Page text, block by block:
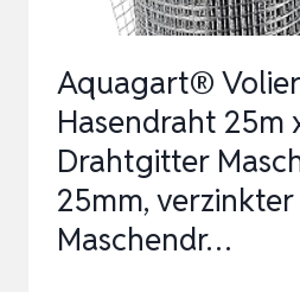
0,55
DRAHT
STÄRKE
…
Aquagart®
Hasendraht 25m
Drahtgitter
25mm, verzinkter
Maschendr…